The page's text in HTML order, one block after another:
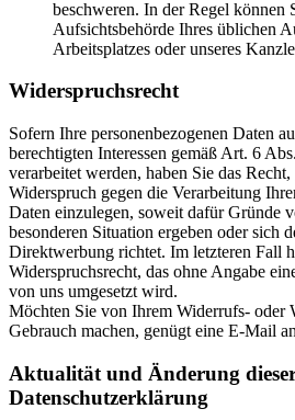
beschweren. In der Regel können
Aufsichtsbehörde Ihres üblichen
Arbeitsplatzes oder unseres
Widerspruchsrecht
Sofern Ihre personenbezogenen Daten
berechtigten Interessen gemäß Art. 6
verarbeitet werden, haben Sie das
Widerspruch gegen die Verarbeitung
Daten einzulegen, soweit dafür Gründe
besonderen Situation ergeben oder sich
Direktwerbung richtet. Im letzteren Fall
Widerspruchsrecht, das ohne Angabe
von uns umgesetzt wird.
Möchten Sie von Ihrem Widerrufs- oder
Gebrauch machen, genügt eine E-Mail an
Aktualität und Änderung
Datenschutzerklärung